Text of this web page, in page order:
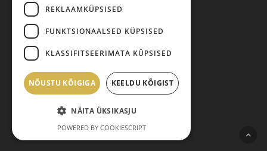
Vahesumma:
Vaata ostukorvi
© 2026 Pariisi Vesi.
facebookinstagram
REKLAAMKÜPSISED
FUNKTSIONAALSED KÜPSISED
KLASSIFITSEERIMATA KÜPSISED
NÕUSTU KÕIGIGA KEELDU KÕIGIST
NÄITA ÜKSIKASJU
POWERED BY COOKIESCRIPT